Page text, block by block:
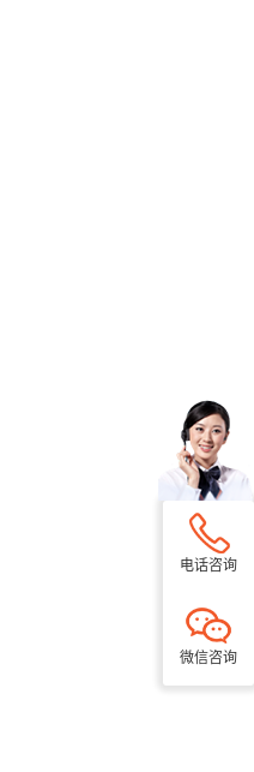
电话咨询
微信咨询